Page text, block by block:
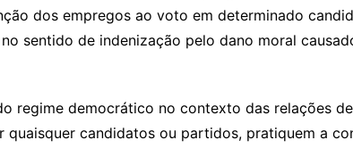
dos empregos ao voto em determinado
sentido de indenização pelo dano moral
regime democrático no contexto das relações
candidatos ou partidos, pratiquem a